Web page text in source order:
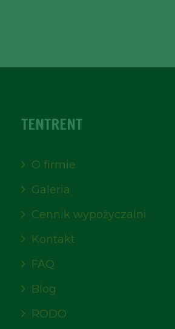
TENTRENT
O firmie
Galeria
Cennik wypożyczalni
Kontakt
FAQ
Blog
RODO